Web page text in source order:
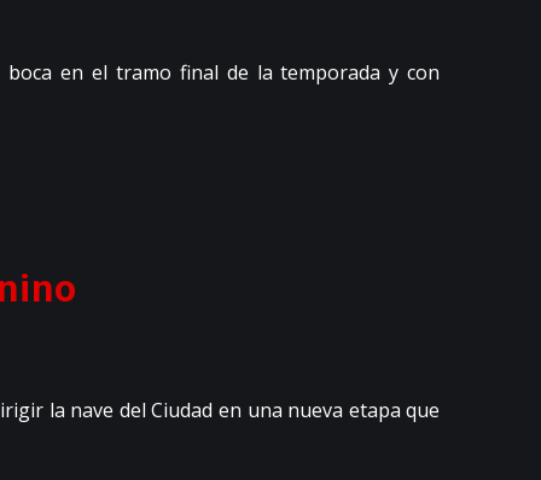
en el tramo final de la temporada y con
la nave del Ciudad en una nueva etapa que